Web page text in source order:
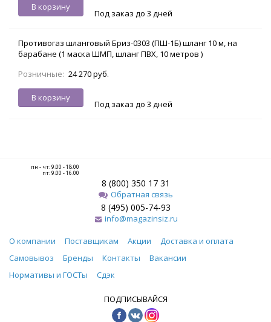
В корзину
Под заказ до 3 дней
Противогаз шланговый Бриз-0303 (ПШ-1Б) шланг 10 м, на
барабане (1 маска ШМП, шланг ПВХ, 10 метров )
Розничные: 24 270 руб.
В корзину
Под заказ до 3 дней
пн - чт: 9.00 - 18.00
пт: 9.00 - 16.00
8 (800) 350 17 31
Обратная связь
8 (495) 005-74-93
info@magazinsiz.ru
О компании Поставщикам Акции
Доставка и оплата
Самовывоз
Бренды Контакты
Вакансии
Нормативы и ГОСТы
Сдэк
ПОДПИСЫВАЙСЯ